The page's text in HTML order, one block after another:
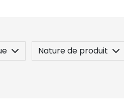
Nature de produit